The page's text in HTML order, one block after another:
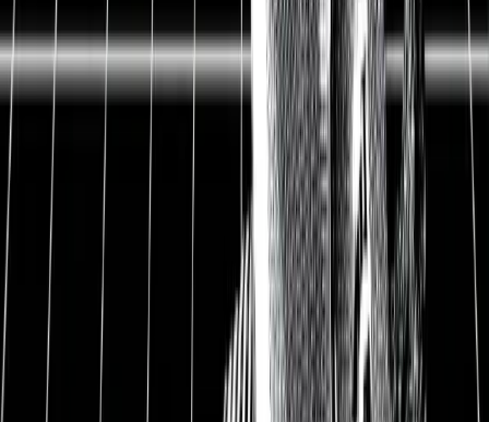
betrachten.
Derzeit liegt die Marktkapitalisierung 35% über
dem inneren Wert.
Inhaltsverzeichnis
Unternehmensportrait
Bewertung der BB Biotech-Aktie
Chancen / Risiken
Fazit